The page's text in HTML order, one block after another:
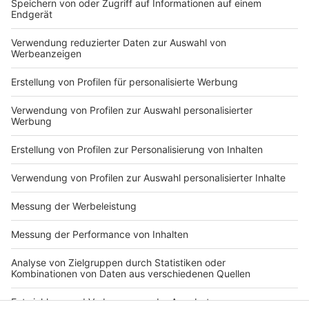
Anzeige
Landrat Kai Zwicker appelliert an alle
Westmünsterländer bei allem Verständnis für die
Bedürfnisse, jetzt nicht als Shopping-Touristen in den
Nachbarkreis zu fahren.
Anzeige